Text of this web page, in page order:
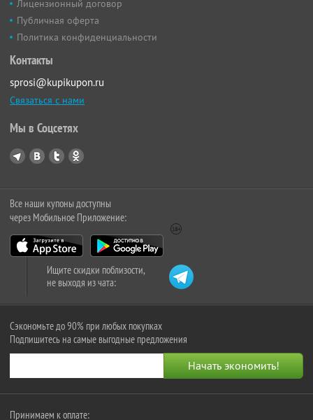
Лицензионный договор
Публичная оферта
Политика конфиденциальности
Контакты
sprosi@kupikupon.ru
Связаться с нами
Мы в Соцсетях
Все наши купоны доступны
через Мобильное Приложение:
Ищите скидки поблизости,
не выходя из чата:
Сэкономьте до 90% при любых покупках
Подпишитесь на самые выгодные предложения
Принимаем к оплате: